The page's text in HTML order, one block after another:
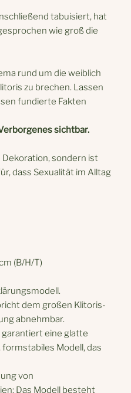
tabuisiert, hat
wie groß die
rund um die weiblich
zu brechen. Lassen
fundierte Fakten
sichtbar.
Dekoration, sondern ist
dass Sexualität im Alltag
(B/H/T)
dem großen Klitoris-
abnehmbar.
eine glatte
Modell, das
von
Das Modell besteht